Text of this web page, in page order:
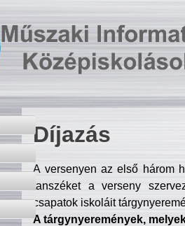
Díjazás
A versenyen az első három
tanszéket a verseny
csapatok iskoláit
A tárgynyeremények,